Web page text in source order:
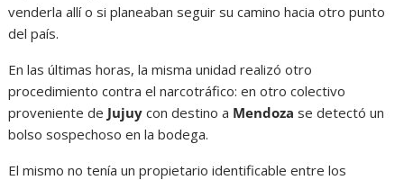
venderla allí o si planeaban seguir su camino hacia otro punto
del país.
En las últimas horas, la misma unidad realizó otro
procedimiento contra el narcotráfico: en otro colectivo
proveniente de Jujuy con destino a Mendoza se detectó un
bolso sospechoso en la bodega.
El mismo no tenía un propietario identificable entre los